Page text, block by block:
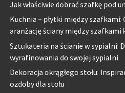
Jak właściwie dobrać szafkę pod
Kuchnia – płytki między szafkami:
aranżację ściany między szafkami
Sztukateria na ścianie w sypialni:
wyrafinowania do swojej sypialni
Dekoracja okrągłego stołu:
ozdoby dla stołu